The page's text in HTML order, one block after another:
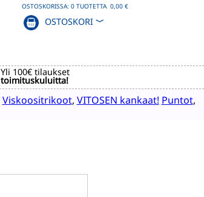
OSTOSKORISSA: 0TUOTETTA 0,00 €
OSTOSKORI ﹀
Yli 100€ tilaukset
toimituskuluitta!
Viskoositrikoot, VITOSEN kankaat! Puntot,